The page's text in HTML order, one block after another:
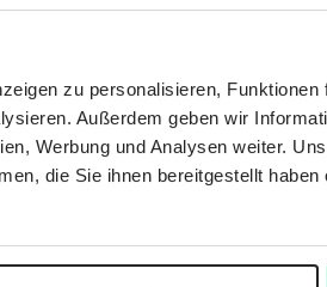
zu personalisieren,
Außerdem geben wir
Werbung und Analysen weiter.
die Sie ihnen bereitgestellt